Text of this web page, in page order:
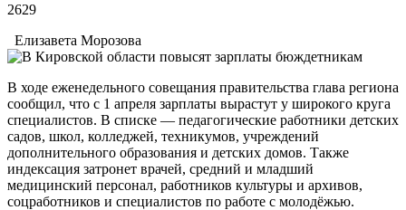
2629
Елизавета Морозова
В ходе еженедельного совещания правительства глава региона
сообщил, что с 1 апреля зарплаты вырастут у широкого круга
специалистов. В списке — педагогические работники детских
садов, школ, колледжей, техникумов, учреждений
дополнительного образования и детских домов. Также
индексация затронет врачей, средний и младший
медицинский персонал, работников культуры и архивов,
соцработников и специалистов по работе с молодёжью.